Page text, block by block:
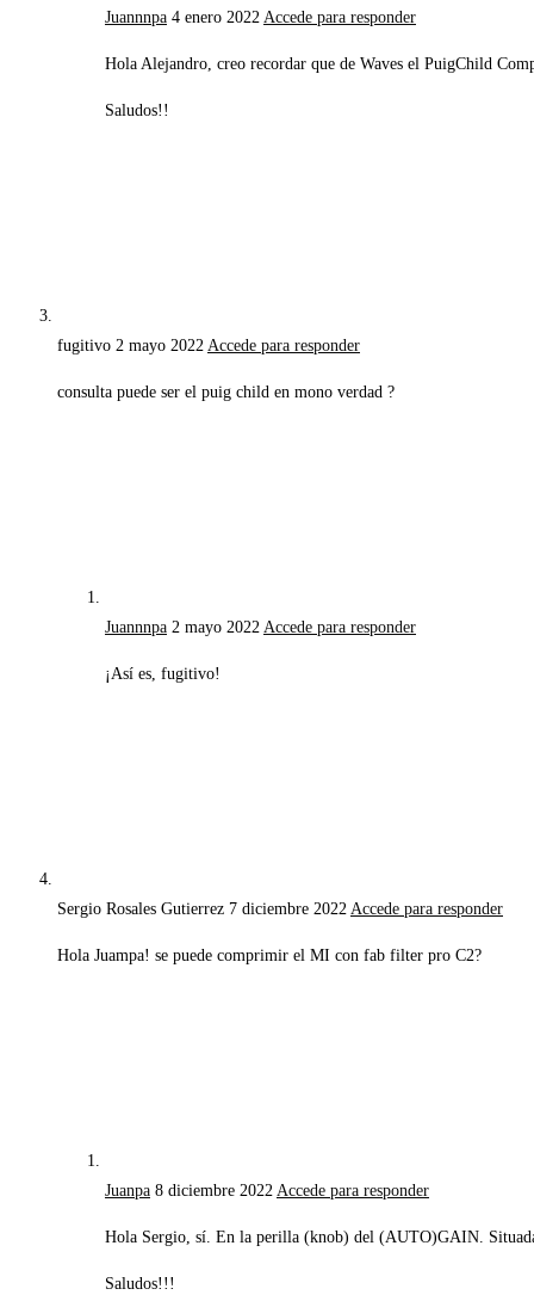
Juannnpa 4 enero 2022 Accede para responder
Hola Alejandro, creo recordar que de Waves el PuigChild
Saludos!!
fugitivo 2 mayo 2022 Accede para responder
consulta puede ser el puig child en mono verdad ?
Juannnpa 2 mayo 2022 Accede para responder
¡Así es, fugitivo!
Sergio Rosales Gutierrez 7 diciembre 2022 Accede para responder
Hola Juampa! se puede comprimir el MI con fab filter pro C2?
Juanpa 8 diciembre 2022 Accede para responder
Hola Sergio, sí. En la perilla (knob) del (AUTO)GAIN.
Saludos!!!